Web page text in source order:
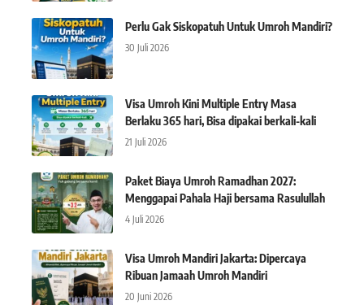
Perlu Gak Siskopatuh Untuk Umroh Mandiri?
30 Juli 2026
Visa Umroh Kini Multiple Entry Masa
Berlaku 365 hari, Bisa dipakai berkali-kali
21 Juli 2026
Paket Biaya Umroh Ramadhan 2027:
Menggapai Pahala Haji bersama Rasulullah
4 Juli 2026
Visa Umroh Mandiri Jakarta: Dipercaya
Ribuan Jamaah Umroh Mandiri
20 Juni 2026